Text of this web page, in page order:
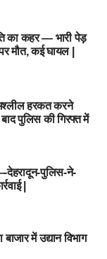
का कहर — भारी पेड़
मौत, कई घायल |
हरकत करने
पुलिस की गिरफ्त में
देहरादून-पुलिस-ने-
|
में उद्यान विभाग